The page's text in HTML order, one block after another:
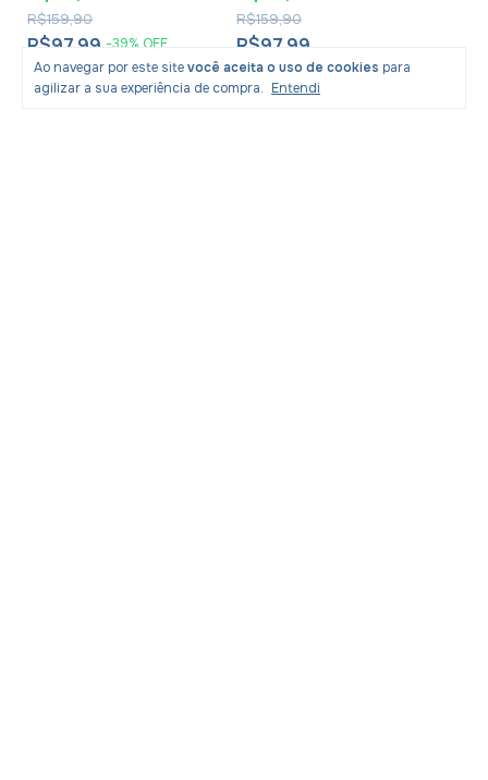
Ao navegar por este sitevocê aceita o uso de cookies para
agilizar a sua experiência de compra. Entendi
R$97,99 -39% OFF
R$159,90
5xdeR$19,60 sem juros
R$97,99
R$159,90
5xde R$19,60sem juros